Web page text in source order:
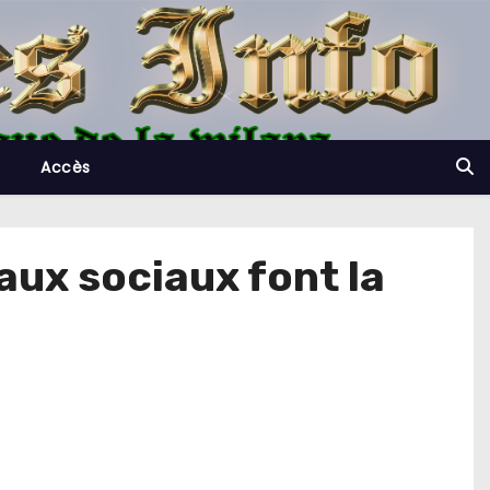
Accès
sociaux font la